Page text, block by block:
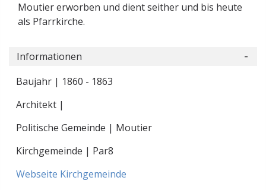
Moutier erworben und dient seither und bis heute
als Pfarrkirche.
Informationen
Baujahr | 1860 - 1863
Architekt |
Politische Gemeinde | Moutier
Kirchgemeinde | Par8
Webseite Kirchgemeinde